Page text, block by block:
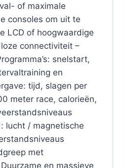
of maximale
consoles om uit te
LCD of hoogwaardige
connectiviteit –
snelstart,
en
tijd, slagen per
meter race, calorieën,
lucht / magnetische
met
en massieve